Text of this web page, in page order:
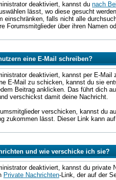
deaktiviert, kannst du nach
lässt, wo diese gesucht
einschränken, falls nicht alle
Forumsmitglieder über ihren Namen
eine E-Mail schreiben?
deaktiviert, kannst per E-Mail
E-Mail zu schicken, kannst du sie
Beitrag anklicken. Das führt dich
verschickst damit deine Nachricht.
verschicken, kannst du
zukommen lässt. Dieser Link kann
und wie verschicke ich sie?
deaktiviert, kannst du private
Private Nachrichten-Link, der auf der